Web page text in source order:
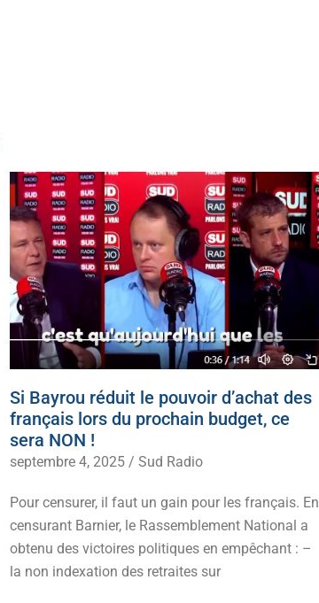
Si Bayrou réduit le pouvoir d’achat des
français lors du prochain budget, ce
sera NON !
septembre 4, 2025 / Sud Radio
Pour censurer, il faut un gain pour les français. En
censurant Barnier, le Rassemblement National a
obtenu des victoires politiques en empêchant : –
la non indexation des retraites sur